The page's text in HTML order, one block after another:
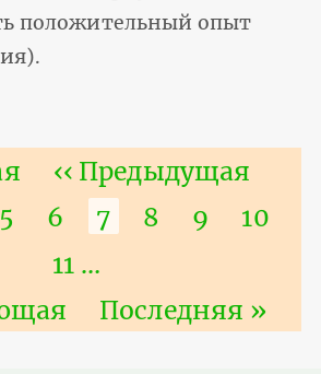
положительный опыт
Предыдущая
страница
‹‹ Предыдущая
Страница
5 Страница
6
Текущая
7 Страница
8 9
10
Страница
11 …
Последняя
Последняя »